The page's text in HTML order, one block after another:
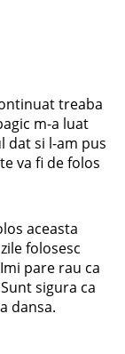
treaba
m-a luat
dat si l-am pus
va fi de folos
aceasta
folosesc
pare rau ca
sigura ca
dansa.